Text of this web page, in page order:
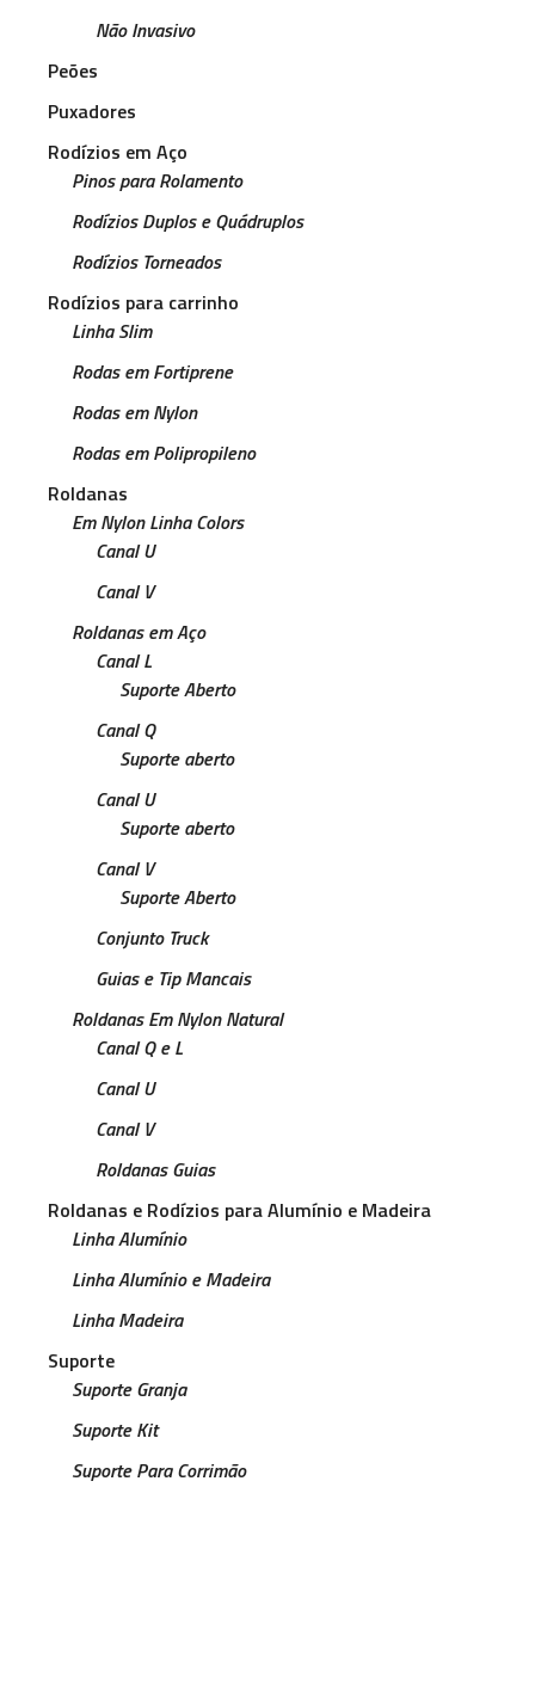
Não Invasivo
Peões
Puxadores
Rodízios em Aço
Pinos para Rolamento
Rodízios Duplos e Quádruplos
Rodízios Torneados
Rodízios para carrinho
Linha Slim
Rodas em Fortiprene
Rodas em Nylon
Rodas em Polipropileno
Roldanas
Em Nylon Linha Colors
Canal U
Canal V
Roldanas em Aço
Canal L
Suporte Aberto
Canal Q
Suporte aberto
Canal U
Suporte aberto
Canal V
Suporte Aberto
Conjunto Truck
Guias e Tip Mancais
Roldanas Em Nylon Natural
Canal Q e L
Canal U
Canal V
Roldanas Guias
Roldanas e Rodízios para Alumínio e Madeira
Linha Alumínio
Linha Alumínio e Madeira
Linha Madeira
Suporte
Suporte Granja
Suporte Kit
Suporte Para Corrimão